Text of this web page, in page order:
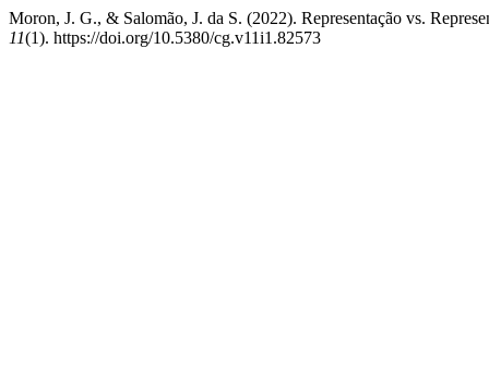
Moron, J. G., & Salomão, J. da S. (2022). Representação vs.
11(1). https://doi.org/10.5380/cg.v11i1.82573